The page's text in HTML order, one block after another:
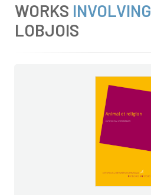
WORKS INVOLVING
LOBJOIS